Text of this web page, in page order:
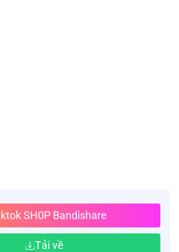
SH0P Bandishare
Tải về